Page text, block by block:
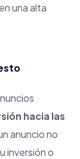
una alta
hacia las
anuncio no
inversión o